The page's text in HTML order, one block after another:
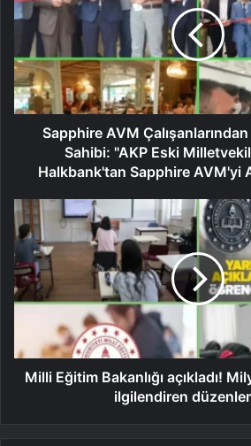
Sapphire AVM
Sahibi: "AKP Eski
Halkbank'tan Sapphire AVM'yi
Milli Eğitim Bakanlığı açıkladı!
ilgilendiren